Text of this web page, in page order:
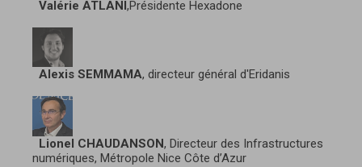
Valérie ATLANI,Présidente Hexadone
Alexis SEMMAMA, directeur général d'Eridanis
Lionel CHAUDANSON, Directeur des Infrastructures
numériques, Métropole Nice Côte d’Azur